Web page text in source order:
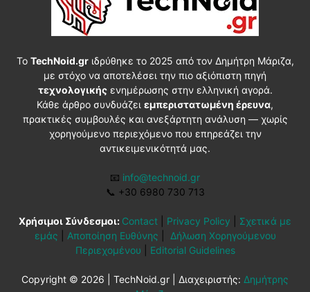
Το TechNoid.grιδρύθηκε το 2025 από τον Δημήτρη Μάριζα,
με στόχο να αποτελέσει την πιο αξιόπιστη πηγή
τεχνολογικήςενημέρωσης στην ελληνική αγορά.
Κάθε άρθρο συνδυάζει εμπεριστατωμένη έρευνα,
πρακτικές συμβουλές και ανεξάρτητη ανάλυση — χωρίς
χορηγούμενο περιεχόμενο που επηρεάζει την
αντικειμενικότητά μας.
📧 info@technoid.gr
📞 +30 6980 730 713
Χρήσιμοι Σύνδεσμοι: Contact Privacy Policy
Σχετικά με
εμάς
Αποποίηση Ευθύνης
Δήλωση Χορηγούμενου
Περιεχομένου
Editorial Guidelines
Copyright © 2026 | TechNoid.gr | Διαχειριστής: Δημήτρης